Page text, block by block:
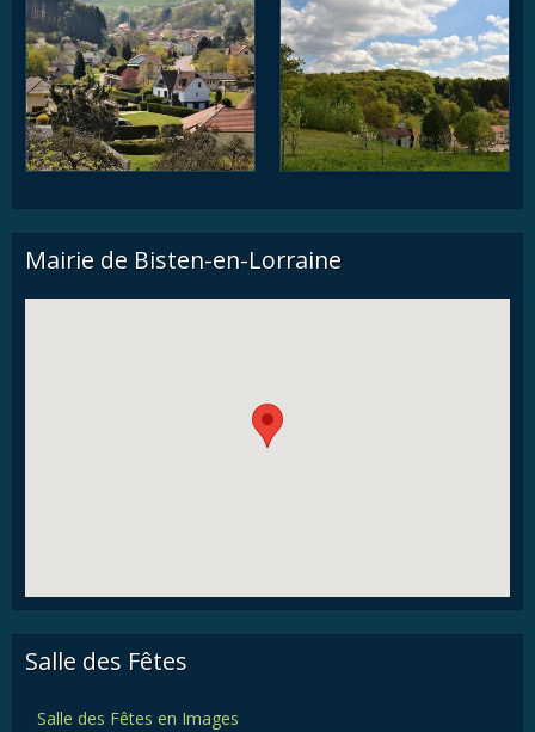
Mairie de Bisten-en-Lorraine
Salle des Fêtes
Salle des Fêtes en Images